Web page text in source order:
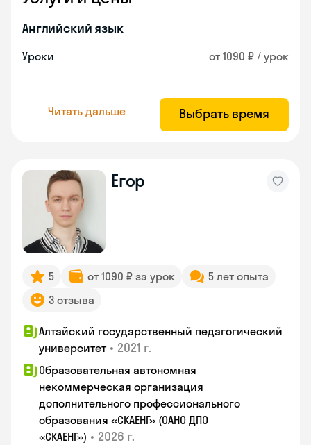
Английский язык
Уроки от 1090 ₽ / урок
Читать дальше Выбрать время
Егор
5 от 1090 ₽ за урок
5 лет опыта
3 отзыва
Алтайский государственный педагогический
университет • 2021 г.
Образовательная автономная
некоммерческая организация
дополнительного профессионального
образования «СКАЕНГ» (ОАНО ДПО
«СКАЕНГ») • 2026 г.